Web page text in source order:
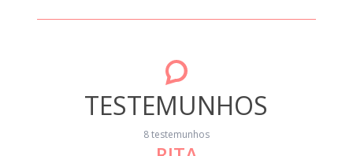
TESTEMUNHOS
8 testemunhos